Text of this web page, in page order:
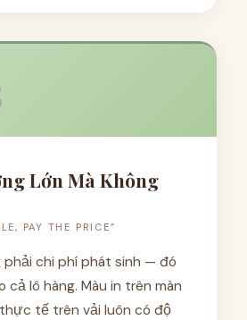
Lớn Mà Không
PAY THE PRICE”
phải chi phí phát sinh — đó
cả lô hàng. Màu in trên màn
tế trên vải luôn có độ